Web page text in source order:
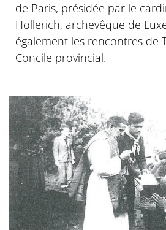
de Paris, présidée par le
Hollerich, archevêque de
également les rencontres de
Concile provincial.